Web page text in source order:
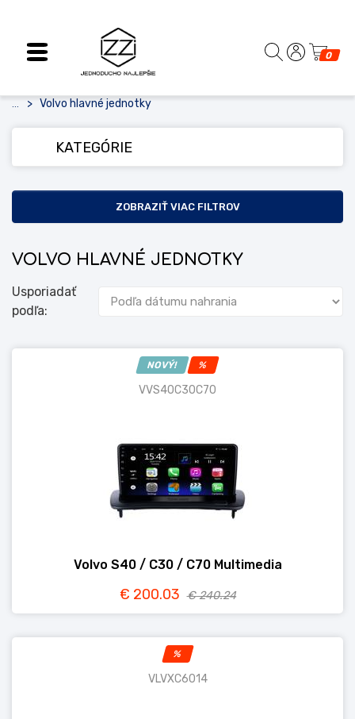
0
Volvo hlavné jednotky
KATEGÓRIE
ZOBRAZIŤ VIAC FILTROV
VOLVO HLAVNÉ JEDNOTKY
Usporiadať
podľa:
NOVÝ! %
VVS40C30C70
Volvo S40 / C30 / C70 Multimedia
€ 200.03 € 240.24
%
VLVXC6014